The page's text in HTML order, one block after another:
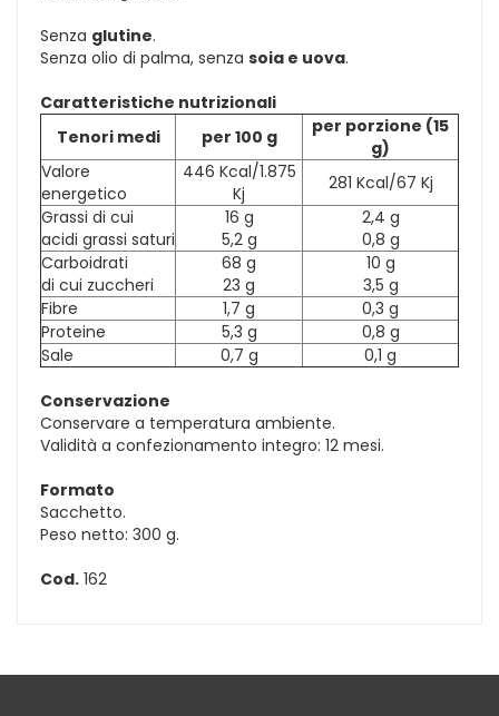
Senza glutine.
Senza olio di palma, senza soia e uova.
Caratteristiche nutrizionali
Tenori medi
per 100 g
per porzione (15
g)
Valore
energetico
446 Kcal/1.875
Kj
281 Kcal/67 Kj
Grassi di cui
acidi grassi saturi
16 g
5,2 g
2,4 g
0,8 g
Carboidrati
di cui zuccheri
68 g
23 g
10 g
3,5 g
Fibre
1,7 g
0,3 g
Proteine
5,3 g
0,8 g
Sale
0,7 g 0,1 g
Conservazione
Conservare a temperatura ambiente.
Validità a confezionamento integro: 12 mesi.
Formato
Sacchetto.
Peso netto: 300 g.
Cod. 162